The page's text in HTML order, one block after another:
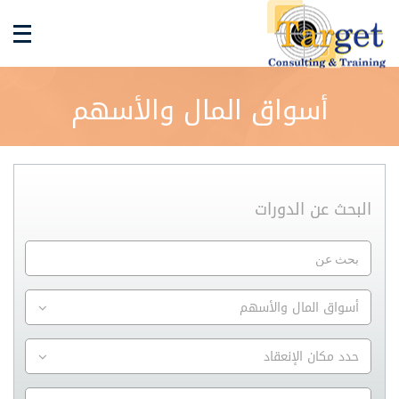
أسواق المال والأسهم
البحث عن الدورات
أسواق المال والأسهم
حدد مكان الإنعقاد